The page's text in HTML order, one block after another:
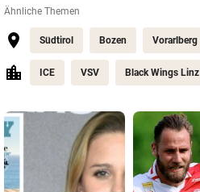
Ähnliche Themen
Südtirol Bozen Vorarlberg
ICE VSV Black Wings Linz